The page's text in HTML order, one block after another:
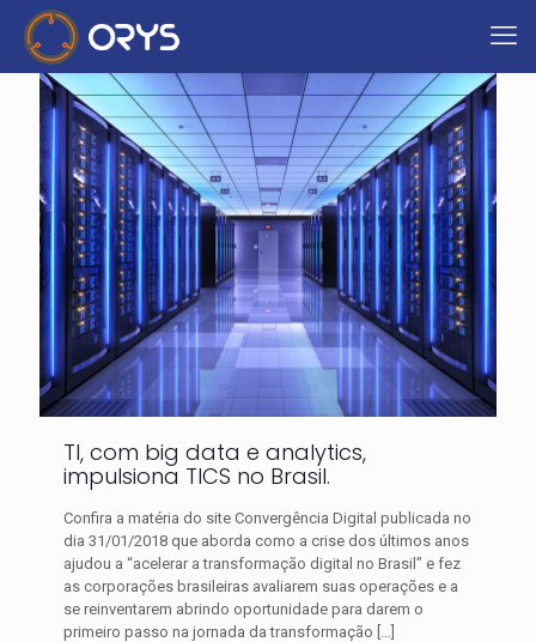
TI, com big data e analytics,
impulsiona TICS no Brasil.
Confira a matéria do site Convergência Digital publicada no
dia 31/01/2018 que aborda como a crise dos últimos anos
ajudou a “acelerar a transformação digital no Brasil” e fez
as corporações brasileiras avaliarem suas operações e a
se reinventarem abrindo oportunidade para darem o
primeiro passo na jornada da transformação […]